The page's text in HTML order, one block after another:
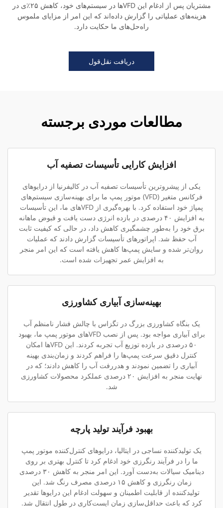
مشتریان پس از ادغام این VFDها در سیستم‌های خود، کاهش ۲۵٪ی در
هزینه‌های عملیاتی را گزارش داده‌اند که این امر از مزایای ملموس
راه‌حل‌های ما حکایت دارد.
دریافت نقل‌قول
مطالعات موردی برجسته
افزایش کارایی تأسیسات تصفیه آب
یکی از پیشروترین تأسیسات تصفیه آب در کالیفرنیا از درایوهای
فرکانس متغیر (VFD) موتور پمپ ما برای بهینه‌سازی سیستم‌های
پمپاژ خود استفاده کرد. با بهره‌گیری از VFDهای ما، این تأسیسات
به افزایش ۴۰ درصدی در بازده انرژی دست یافت و قبوض ماهانه
برق خود را به‌طور چشمگیری کاهش داد، در حالی که کیفیت ثابت
آب حفظ شد. اپراتورهای تأسیسات گزارش دادند که عملیات
روان‌تر شده و سایش پمپ‌ها کاهش یافته است که این امر منجر
به افزایش عمر تجهیزات شده است.
بهینه‌سازی آبیاری کشاورزی
یک بنگاه کشاورزی بزرگ در تگزاس با چالش فشار نامنظم آب
برای آبیاری مواجه بود. پس از نصب VFDهای موتور پمپ ما، بهبود
۵۰ درصدی در بازده توزیع آب تجربه کردند. این VFDها امکان
کنترل دقیق سرعت پمپ‌ها را فراهم کردند و زمان‌بندی بهینه
آبیاری را تضمین نمودند و هدررفت آب را کاهش دادند؛ که در
نهایت منجر به افزایش ۲۰ درصدی عملکرد محصولات کشاورزی
شد.
بهبود فرآیند تولید پارچه
یک تولیدکننده نساجی در ایتالیا، درایوهای کنترل‌کننده موتور پمپ
ما را در فرآیند رنگرزی خود ادغام کرد تا کنترل بهتری بر روی
دینامیک سیالات به‌دست آورد. این امر منجر به کاهش ۳۰ درصدی
زمان رنگرزی و کاهش ۱۵ درصدی مصرف رنگ شد. این
تولیدکننده از قابلیت اطمینان و سهولت ادغام این درایوها تقدیر
کرد که باعث حداقل‌سازی زمان ایست‌کاری در طول انتقال شد.